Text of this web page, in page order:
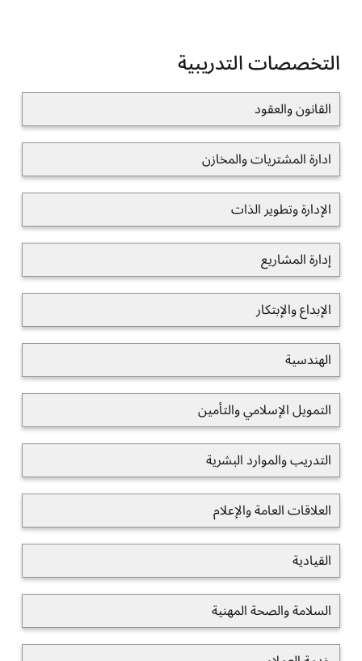
التخصصات التدريبية
القانون والعقود
ادارة المشتريات والمخازن
الإدارة وتطوير الذات
إدارة المشاريع
الإبداع والإبتكار
الهندسية
التمويل الإسلامي والتأمين
التدريب والموارد البشرية
العلاقات العامة والإعلام
القيادية
السلامة والصحة المهنية